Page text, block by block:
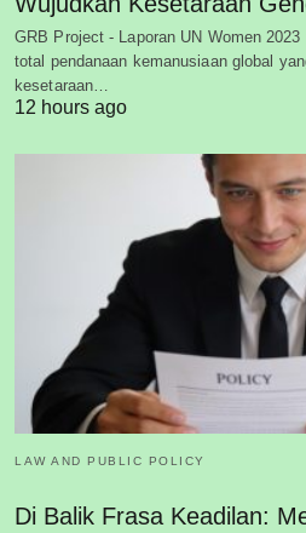
GRB Project - Laporan UN Women
total pendanaan kemanusiaan global
kesetaraan…
12 hours ago
LAW AND PUBLIC POLICY
Di Balik Frasa Keadilan: